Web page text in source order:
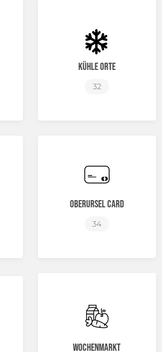
Kühle Orte
32
Oberursel Card
34
Wochenmarkt